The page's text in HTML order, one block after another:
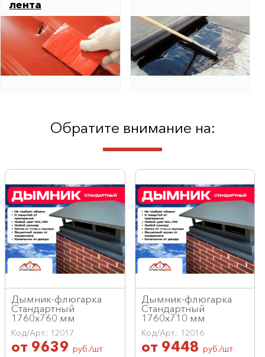
лента
Обратите внимание на:
Дымник-флюгарка
Стандартный
1760х760 мм
Код/Арт.: 12017
от 9639 руб./шт
Дымник-флюгарка
Стандартный
1760х710 мм
Код/Арт.: 12016
от 9448 руб./шт